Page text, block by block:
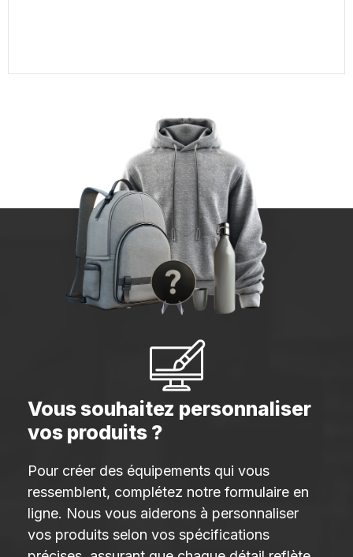
Vous souhaitez personnaliser
vos produits ?
Pour créer des équipements qui vous
ressemblent, complétez notre formulaire en
ligne. Nous vous aiderons à personnaliser
vos produits selon vos spécifications